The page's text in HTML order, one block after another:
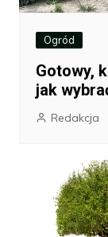
Ogród
Gotowy,
jak
Redakcja